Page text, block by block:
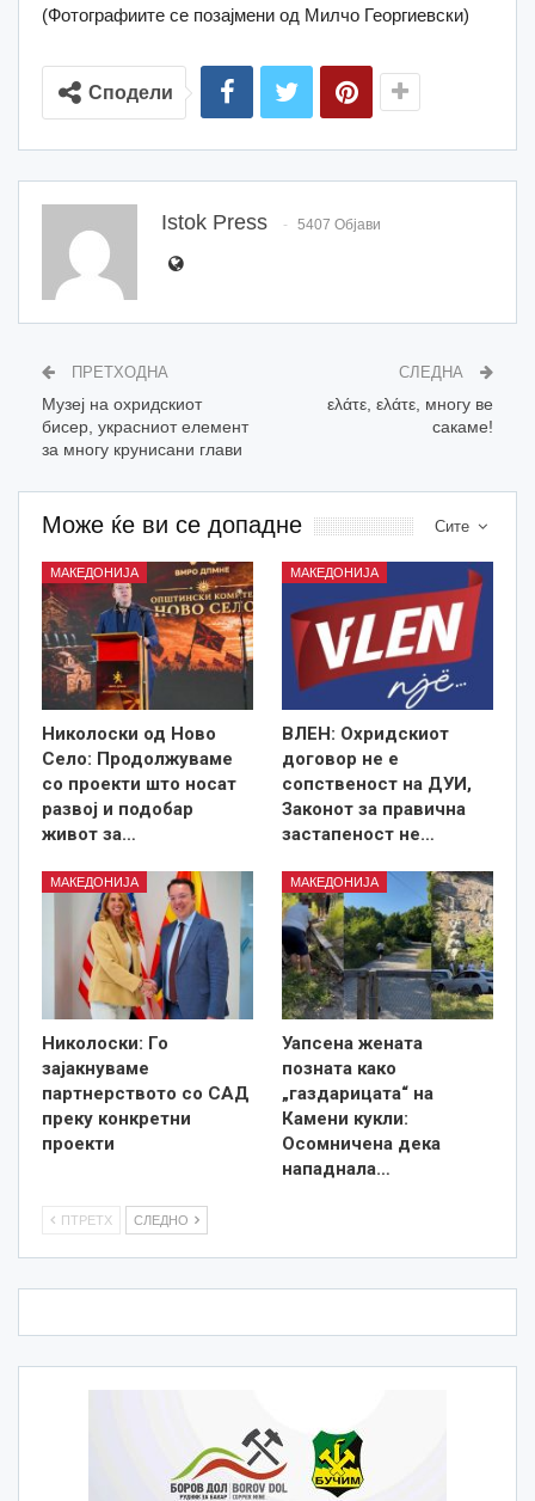
(Фотографиите се позајмени од Милчо Георгиевски)
Сподели
Istok Press 5407 Објави
ПРЕТХОДНА
Музеј на охридскиот
бисер, украсниот елемент
за многу крунисани глави
СЛЕДНА
ελάτε, ελάτε, многу ве
сакаме!
Сите
Може ќе ви се допадне
МАКЕДОНИЈА
Николоски од Ново
Село: Продолжуваме
со проекти што носат
развој и подобар
живот за…
МАКЕДОНИЈА
ВЛЕН: Охридскиот
договор не е
сопственост на ДУИ,
Законот за правична
застапеност не…
МАКЕДОНИЈА
Николоски: Го
зајакнуваме
партнерството со САД
преку конкретни
проекти
МАКЕДОНИЈА
Уапсена жената
позната како
„газдарицата“ на
Камени кукли:
Осомничена дека
нападнала…
ПТРЕТХ СЛЕДНО